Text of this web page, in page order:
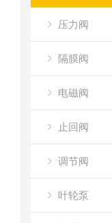
压力阀
隔膜阀
电磁阀
止回阀
调节阀
叶轮泵